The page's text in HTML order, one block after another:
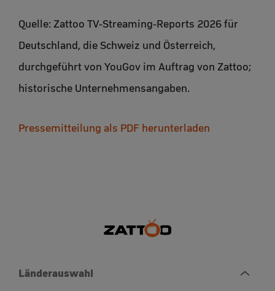
Quelle: Zattoo TV-Streaming-Reports 2026 für
Deutschland, die Schweiz und Österreich,
durchgeführt von YouGov im Auftrag von Zattoo;
historische Unternehmensangaben.
Pressemitteilung als PDF herunterladen
Länderauswahl